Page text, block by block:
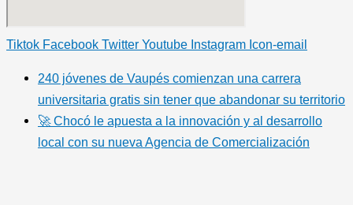
Tiktok Facebook Twitter Youtube Instagram Icon-email
240 jóvenes de Vaupés comienzan una carrera
universitaria gratis sin tener que abandonar su territorio
🚀 Chocó le apuesta a la innovación y al desarrollo
local con su nueva Agencia de Comercialización